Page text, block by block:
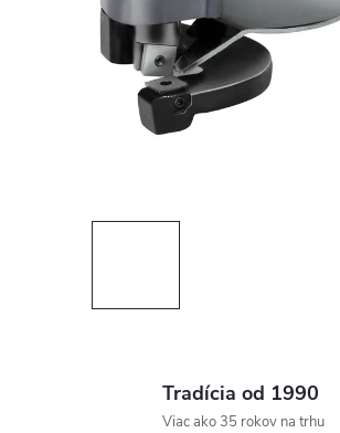
Tradícia od 1990
Viac ako 35 rokov na trhu